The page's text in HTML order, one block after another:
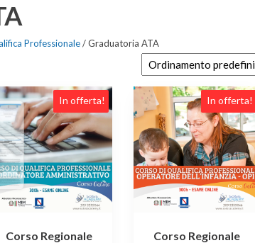
Professionale/ Graduatoria ATA
In offerta!
Corso Regionale
In offerta!
Corso Regionale